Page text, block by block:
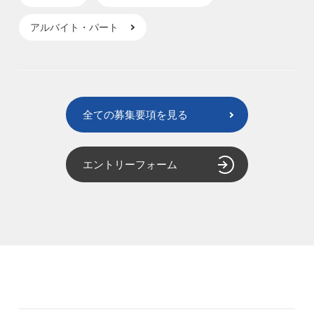
アルバイト・パート
全ての募集要項を見る
エントリーフォーム